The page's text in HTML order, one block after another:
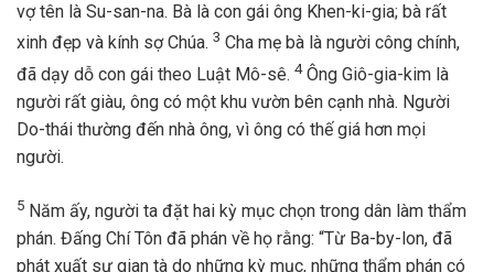
vợ tên là Su-san-na. Bà là con gái ông Khen-ki-gia; bà rất
xinh đẹp và kính sợ Chúa. 3 Cha mẹ bà là người công chính,
đã dạy dỗ con gái theo Luật Mô-sê. 4Ông Giô-gia-kim là
người rất giàu, ông có một khu vườn bên cạnh nhà. Người
Do-thái thường đến nhà ông, vì ông có thế giá hơn mọi
người.
5 Năm ấy, người ta đặt hai kỳ mục chọn trong dân làm thẩm
phán. Đấng Chí Tôn đã phán về họ rằng: “Từ Ba-by-lon, đã
phát xuất sự gian tà do những kỳ mục, những thẩm phán có